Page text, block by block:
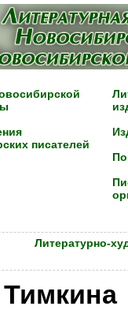
писателей
Литературно-